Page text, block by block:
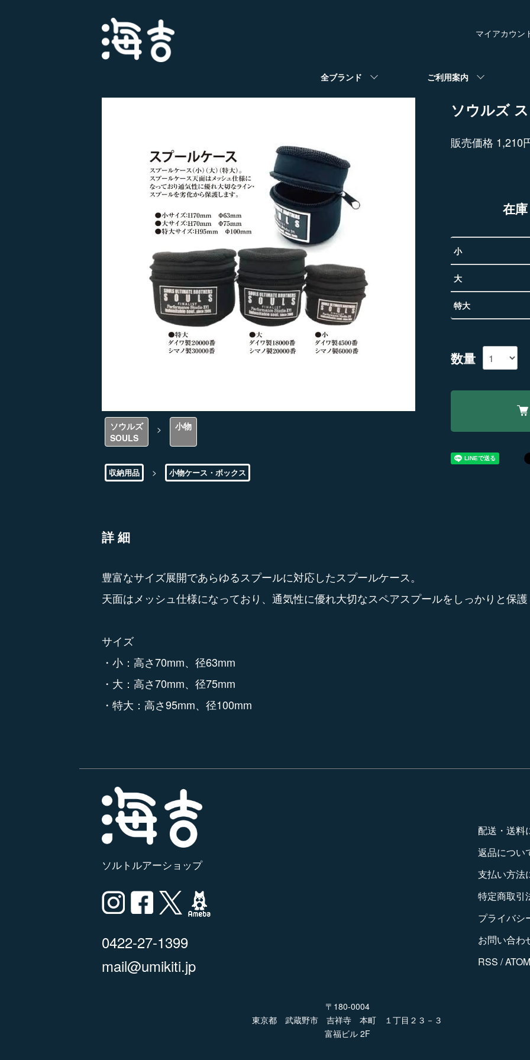
全ブランド ご利用案内
マイアカウン
ソウルズ
SOULS
> 小物
収納用品 > 小物ケース・ボックス
ソウルズ
販売価格 1,210
在
小
大
特大
数量
詳細
豊富なサイズ展開であらゆるスプールに対応したスプールケース。
天面はメッシュ仕様になっており、通気性に優れ大切なスペアスプールをしっかりと保
サイズ
・小：高さ70mm、径63mm
・大：高さ70mm、径75mm
・特大：高さ95mm、径100mm
ソルトルアーショップ
0422-27-1399
mail@umikiti.jp
〒180-0004
東京都 武蔵野市 吉祥寺 本町 １丁目２３－３
富福ビル 2F
配送・送料
返品につい
支払い方法
特定商取引
プライバシ
お問い合わ
RSS /ATOM